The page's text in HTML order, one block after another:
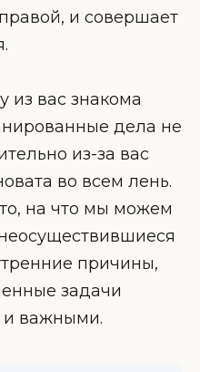
и совершает
из вас знакома
дела не
из-за вас
во всем лень.
на что мы можем
причины,
задачи
и важными.